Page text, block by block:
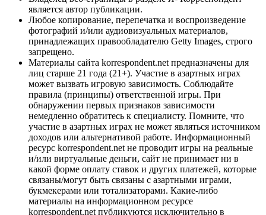
является автор публикации.
Любое копирование, перепечатка и воспроизведение
фотографий и/или аудиовизуальных материалов,
принадлежащих правообладателю Getty Images, строго
запрещено.
Материалы сайта korrespondent.net предназначены для
лиц старше 21 года (21+). Участие в азартных играх
может вызвать игровую зависимость. Соблюдайте
правила (принципы) ответственной игры. При
обнаружении первых признаков зависимости
немедленно обратитесь к специалисту. Помните, что
участие в азартных играх не может являться источником
доходов или альтернативой работе. Информационный
ресурс korrespondent.net не проводит игры на реальные
и/или виртуальные деньги, сайт не принимает ни в
какой форме оплату ставок и других платежей, которые
связаны/могут быть связаны с азартными играми,
букмекерами или тотализаторами. Какие-либо
материалы на информационном ресурсе
korrespondent.net публикуются исключительно в